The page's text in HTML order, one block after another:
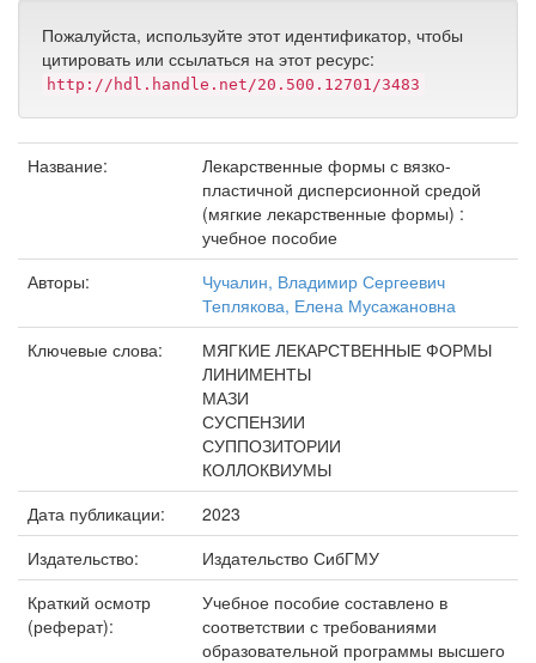
Пожалуйста, используйте этот идентификатор, чтобы
цитировать или ссылаться на этот ресурс:
http://hdl.handle.net/20.500.12701/3483
Название:
Лекарственные формы с вязко-
пластичной дисперсионной средой
(мягкие лекарственные формы) :
учебное пособие
Авторы:
Чучалин, Владимир Сергеевич
Теплякова, Елена Мусажановна
Ключевые слова:
МЯГКИЕ ЛЕКАРСТВЕННЫЕ ФОРМЫ
ЛИНИМЕНТЫ
МАЗИ
СУСПЕНЗИИ
СУППОЗИТОРИИ
КОЛЛОКВИУМЫ
Дата публикации:
2023
Издательство:
Издательство СибГМУ
Краткий осмотр
(реферат):
Учебное пособие составлено в
соответствии с требованиями
образовательной программы высшего